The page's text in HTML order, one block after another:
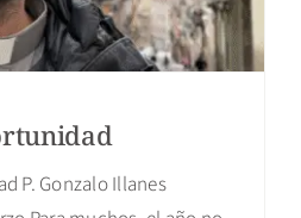
P. Gonzalo Illanes